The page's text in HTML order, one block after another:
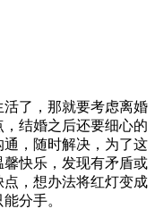
了，那就要考虑离婚
结婚之后还要细心的
，随时解决，为了这
快乐，发现有矛盾或
，想办法将红灯变成
分手。